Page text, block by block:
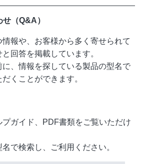
（Q&A）
情報や、お客様から多く寄せられて
回答を掲載しています。
に、情報を探している製品の型名で
くことができます。
ガイド、PDF書類をご覧いただけ
で検索し、ご利用ください。